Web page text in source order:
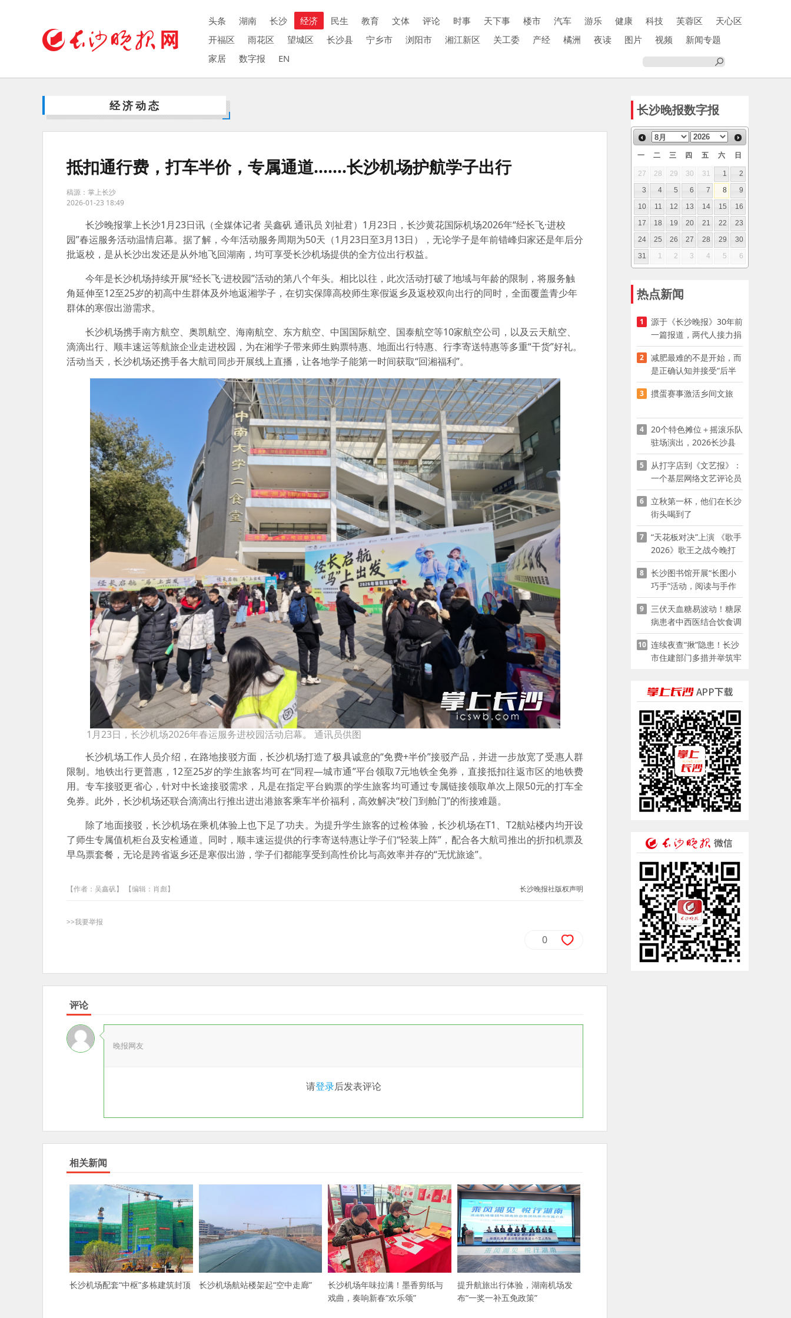
头条 湖南 长沙 经济 民生 教育 文体 评论 时事 天下事 楼市 汽车 游乐 健康 科技 芙蓉区
天心区
开福区
雨花区 望城区 长沙县 宁乡市 浏阳市 湘江新区 关工委 产经 橘洲 夜读 图片 视频
新闻专题
家居
数字报 EN
经济动态
抵扣通行费，打车半价，专属通道.......长沙机场护航学子出行
稿源：掌上长沙
2026-01-23 18:49
长沙晚报掌上长沙1月23日讯（全媒体记者 吴鑫矾 通讯员 刘祉君）1月23日，长沙黄花国际机场2026年“经长飞·进校
园”春运服务活动温情启幕。据了解，今年活动服务周期为50天（1月23日至3月13日），无论学子是年前错峰归家还是年后分
批返校，是从长沙出发还是从外地飞回湖南，均可享受长沙机场提供的全方位出行权益。
今年是长沙机场持续开展“经长飞·进校园”活动的第八个年头。相比以往，此次活动打破了地域与年龄的限制，将服务触
角延伸至12至25岁的初高中生群体及外地返湘学子，在切实保障高校师生寒假返乡及返校双向出行的同时，全面覆盖青少年
群体的寒假出游需求。
长沙机场携手南方航空、奥凯航空、海南航空、东方航空、中国国际航空、国泰航空等10家航空公司，以及云天航空、
滴滴出行、顺丰速运等航旅企业走进校园，为在湘学子带来师生购票特惠、地面出行特惠、行李寄送特惠等多重“干货”好礼。
活动当天，长沙机场还携手各大航司同步开展线上直播，让各地学子能第一时间获取“回湘福利”。
1月23日，长沙机场2026年春运服务进校园活动启幕。 通讯员供图
长沙机场工作人员介绍，在路地接驳方面，长沙机场打造了极具诚意的“免费+半价”接驳产品，并进一步放宽了受惠人群
限制。地铁出行更普惠，12至25岁的学生旅客均可在“同程—城市通”平台领取7元地铁全免券，直接抵扣往返市区的地铁费
用。专车接驳更省心，针对中长途接驳需求，凡是在指定平台购票的学生旅客均可通过专属链接领取单次上限50元的打车全
免券。此外，长沙机场还联合滴滴出行推出进出港旅客乘车半价福利，高效解决“校门到舱门”的衔接难题。
除了地面接驳，长沙机场在乘机体验上也下足了功夫。为提升学生旅客的过检体验，长沙机场在T1、T2航站楼内均开设
了师生专属值机柜台及安检通道。同时，顺丰速运提供的行李寄送特惠让学子们“轻装上阵”，配合各大航司推出的折扣机票及
早鸟票套餐，无论是跨省返乡还是寒假出游，学子们都能享受到高性价比与高效率并存的“无忧旅途”。
【作者：吴鑫矾】 【编辑：肖彪】 长沙晚报社版权声明
>>我要举报
0
评论
晚报网友
请登录后发表评论
相关新闻
长沙机场配套“中枢”多栋建筑封顶 长沙机场航站楼架起“空中走廊”
长沙机场年味拉满！墨香剪纸与
戏曲，奏响新春“欢乐颂”
提升航旅出行体验，湖南机场发
布“一奖一补五免政策”
长沙晚报数字报
一 二 三 四 五 六 日
27 28 29 30 31 1
2
3
4 5 6 7 8
9
10
11 12 13 14 15
16
17
18 19 20 21 22
23
24
25 26 27 28 29
30
31
1 2 3 4 5 6
热点新闻
1
源于《长沙晚报》30年前
一篇报道，两代人接力捐
资助学
2
减肥最难的不是开始，而
是正确认知并接受“后半
程”
3 掼蛋赛事激活乡间文旅
4
20个特色摊位＋摇滚乐队
驻场演出，2026长沙县
夜市嘉年华启幕
5
从打字店到《文艺报》：
一个基层网络文艺评论员
的突围
6
立秋第一杯，他们在长沙
街头喝到了
7
“天花板对决”上演 《歌手
2026》歌王之战今晚打
响
8
长沙图书馆开展“长图小
巧手”活动，阅读与手作
赋能少儿暑期成长
9
三伏天血糖易波动！糖尿
病患者中西医结合饮食调
养指南
10 连续夜查“揪”隐患！长沙
市住建部门多措并举筑牢